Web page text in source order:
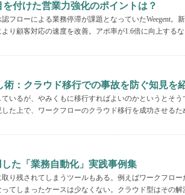
付けた営業力強化のポイントは？
フローによる業務停滞が課題となっていたWeegent。
り顧客対応の速度を改善。アポ率が1.6倍に向上する
：クラウド移行での事故を防ぐ知見を
いるが、やみくもに移行すればよいのかというとそう
た上で、ワークフローのクラウド移行を成功させるた
た「業務自動化」実践事例集
り残されてしまうツールもある。例えばワークフロー
てしまったケースは少なくない。クラウド型はその解